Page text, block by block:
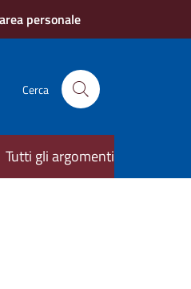
personale
Cerca
Tutti gli argomenti